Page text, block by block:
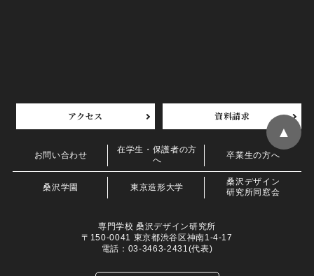
アクセス 資料請求
お問い合わせ
在学生・保護者の方
へ
卒業生の方へ
桑沢学園 東京造形大学
桑沢デザイン
研究所同窓会
専門学校 桑沢デザイン研究所
〒150-0041 東京都渋谷区神南1-4-17
電話：03-3463-2431(代表)
▲